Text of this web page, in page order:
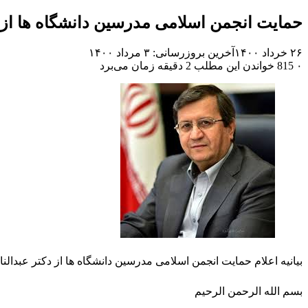
حمایت انجمن اسلامی مدرسین دانشگاه ها
۲۶ خرداد ۱۴۰۰
آخرین بروزرسانی: ۳ مرداد ۱۴۰۰
۰
خواندن این مطلب 2 دقیقه زمان می‌برد
بیانیه اعلام حمایت انجمن اسلامی مدرسین دانشگاه ها از دکتر
بسم الله الرحمن الرحیم